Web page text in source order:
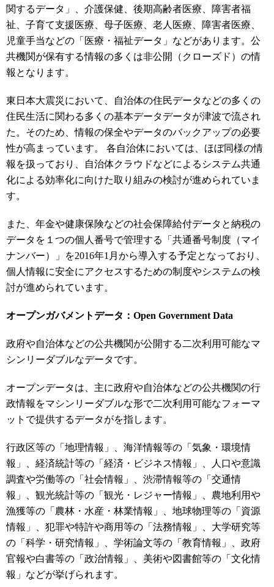
関するデータ」、介護保健、後期高齢者医療、障害者福
祉、子育て支援医療、母子医療、老人医療、障害者医療、
児童手当などの「医療・福祉データ」などがあります。公
共機関が保有する情報の多くは非公開（クローズド）の情
報となります。
東日本大震災において、自治体の住民データなどの多くの
住民生活に関わる多くの基本データデータが津波で流され
た。そのため、情報の保全やデータのバックアップの必要
性が高まっています。 各自治体においては、ほぼ同様の情
報を扱っており、自治体クラウドなどによるシステム共通
化による効率化に向けた取り組みの検討が進められていま
す。
また、年金や健康保険などの社会保障給付データと納税の
データを１つの個人番号で管理する「共通番号制度（マイ
ナンバー）」を2016年1月から導入する予定となっており、
個人情報に安全にアクセスするための制度やシステムの検
討が進められています。
オープンガバメントデータ：Open Government Data
政府や自治体などの公共機関が公開する二次利用可能なマ
シンリーダブルなデータです。
オープンデータは、主に政府や自治体などの公共機関の行
政情報をマシンリーダブルな形で二次利用可能なフォーマ
ットで提供するデータがを指します。
行政区等の「地理情報」、海洋情報等の「気象・環境情
報」、経済統計等の「経済・ビジネス情報」、人口や意識
調査や労働等の「社会情報」、渋滞情報等の「交通情
報」、観光統計等の「観光・レジャー情報」、農地利用や
漁獲等の「農林・水産・林業情報」、地球物理等の「資源
情報」、犯罪や特許や商用等の「法務情報」、大学研究等
の「科学・研究情報」、学術論文等の「教育情報」、政府
官報や白書等の「政治情報」、美術や図書館等の「文化情
報」などが挙げられます。